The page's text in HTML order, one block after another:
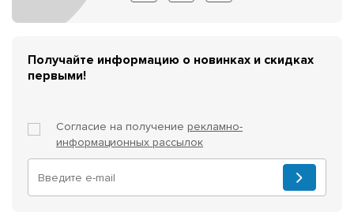
Получайте информацию о новинках и скидках
первыми!
Согласие на получение рекламно-
информационных рассылок